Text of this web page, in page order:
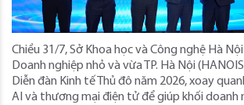
Chiều 31/7, Sở Khoa học và Công nghệ Hà
Doanh nghiệp nhỏ và vừa TP. Hà Nội
Diễn đàn Kinh tế Thủ đô năm 2026, xoay
AI và thương mại điện tử để giúp khối doanh